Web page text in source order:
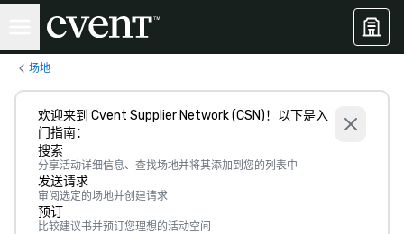
场地
欢迎来到 Cvent Supplier Network (CSN)！以下是入
门指南：
搜索
分享活动详细信息、查找场地并将其添加到您的列表中
发送请求
审阅选定的场地并创建请求
预订
比较建议书并预订您理想的活动空间